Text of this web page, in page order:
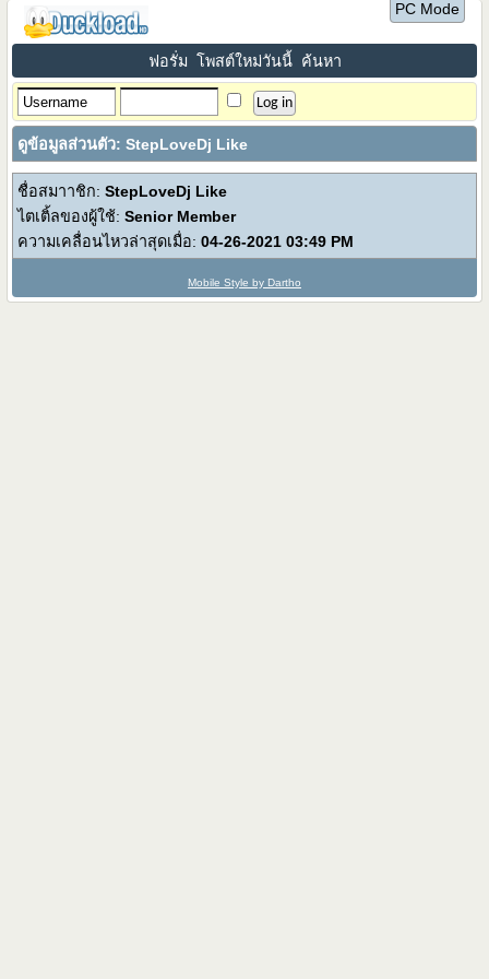
PC Mode
ฟอรั่ม โพสต์ใหม่วันนี้ ค้นหา
ดูข้อมูลส่วนตัว: StepLoveDj Like
ชื่อสมาาชิก:StepLoveDj Like
ไตเติ้ลของผู้ใช้:Senior Member
ความเคลื่อนไหวล่าสุดเมื่อ: 04-26-202103:49 PM
Mobile Style by Dartho